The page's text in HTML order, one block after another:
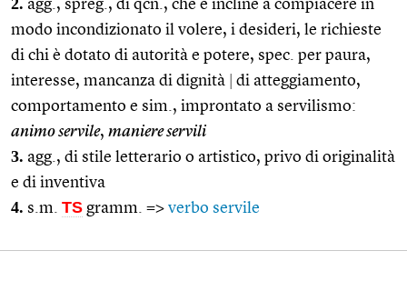
agg., spreg., di qcn., che è incline a compiacere in
modo incondizionato il volere, i desideri, le richieste
di chi è dotato di autorità e potere, spec. per paura,
interesse, mancanza di dignità
di atteggiamento,
comportamento e sim., improntato a servilismo:
animo servile, maniere servili
3. agg., di stile letterario o artistico, privo di originalità
e di inventiva
4. s.m. TS gramm. => verbo servile